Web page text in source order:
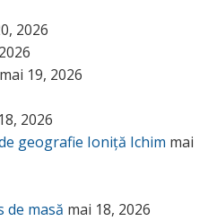
2026
mai 19, 2026
2026
geografie Ioniță Ichim mai
de masă mai 18, 2026